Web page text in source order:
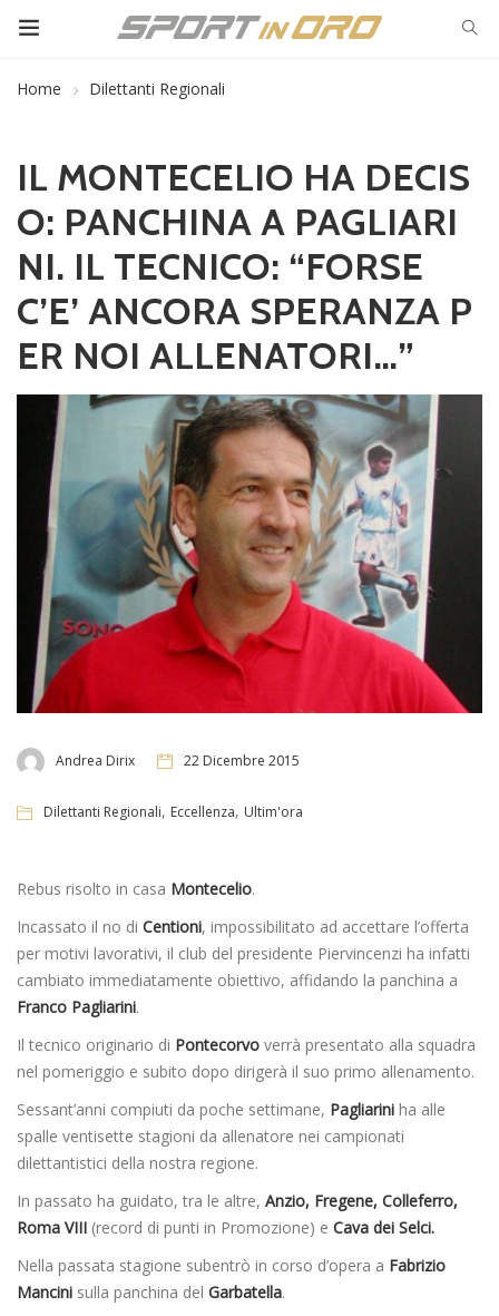
Home Dilettanti Regionali
IL MONTECELIO HA DECIS
O: PANCHINA A PAGLIARI
NI. IL TECNICO: “FORSE
C’E’ ANCORA SPERANZA P
ER NOI ALLENATORI…”
Andrea Dirix 22 Dicembre 2015
Dilettanti Regionali, Eccellenza, Ultim'ora
Rebus risolto in casa Montecelio.
Incassato il no di Centioni, impossibilitato ad accettare l’offerta
per motivi lavorativi, il club del presidente Piervincenzi ha infatti
cambiato immediatamente obiettivo, affidando la panchina a
Franco Pagliarini.
Il tecnico originario di Pontecorvo verrà presentato alla squadra
nel pomeriggio e subito dopo dirigerà il suo primo allenamento.
Sessant’anni compiuti da poche settimane, Pagliarini ha alle
spalle ventisette stagioni da allenatore nei campionati
dilettantistici della nostra regione.
In passato ha guidato, tra le altre, Anzio, Fregene, Colleferro,
Roma VIII (record di punti in Promozione) e Cava dei Selci.
Nella passata stagione subentrò in corso d’opera a Fabrizio
Mancini sulla panchina del Garbatella.